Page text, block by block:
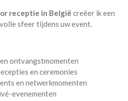
receptie in België creëer ik een
sfeer tijdens uw event.
ontvangstmomenten
en ceremonies
en netwerkmomenten
evenementen